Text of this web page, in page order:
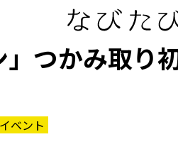
」つかみ取
ベント